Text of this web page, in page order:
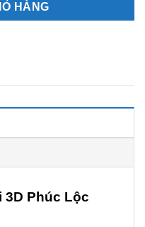
HÀNG
3D Phúc Lộc